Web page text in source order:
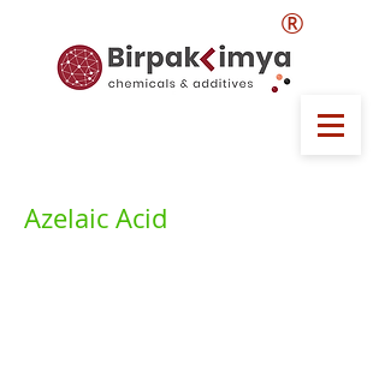
®
Azelaic Acid